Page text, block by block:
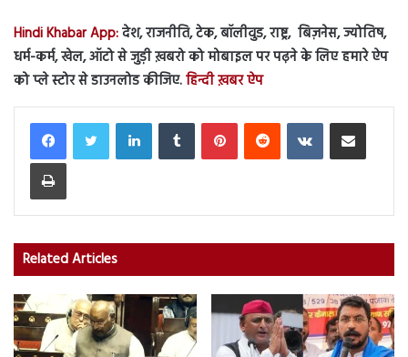
Hindi Khabar App:देश, राजनीति, टेक, बॉलीवुड, राष्ट्र, बिज़नेस, ज्योतिष,
धर्म-कर्म, खेल, ऑटो से जुड़ी ख़बरो को मोबाइल पर पढ़ने के लिए हमारे ऐप
को प्ले स्टोर से डाउनलोड कीजिए.हिन्दी ख़बर ऐप
LinkedInTumblr PinterestReddit VKontakteShare via Email
Print
Related Articles